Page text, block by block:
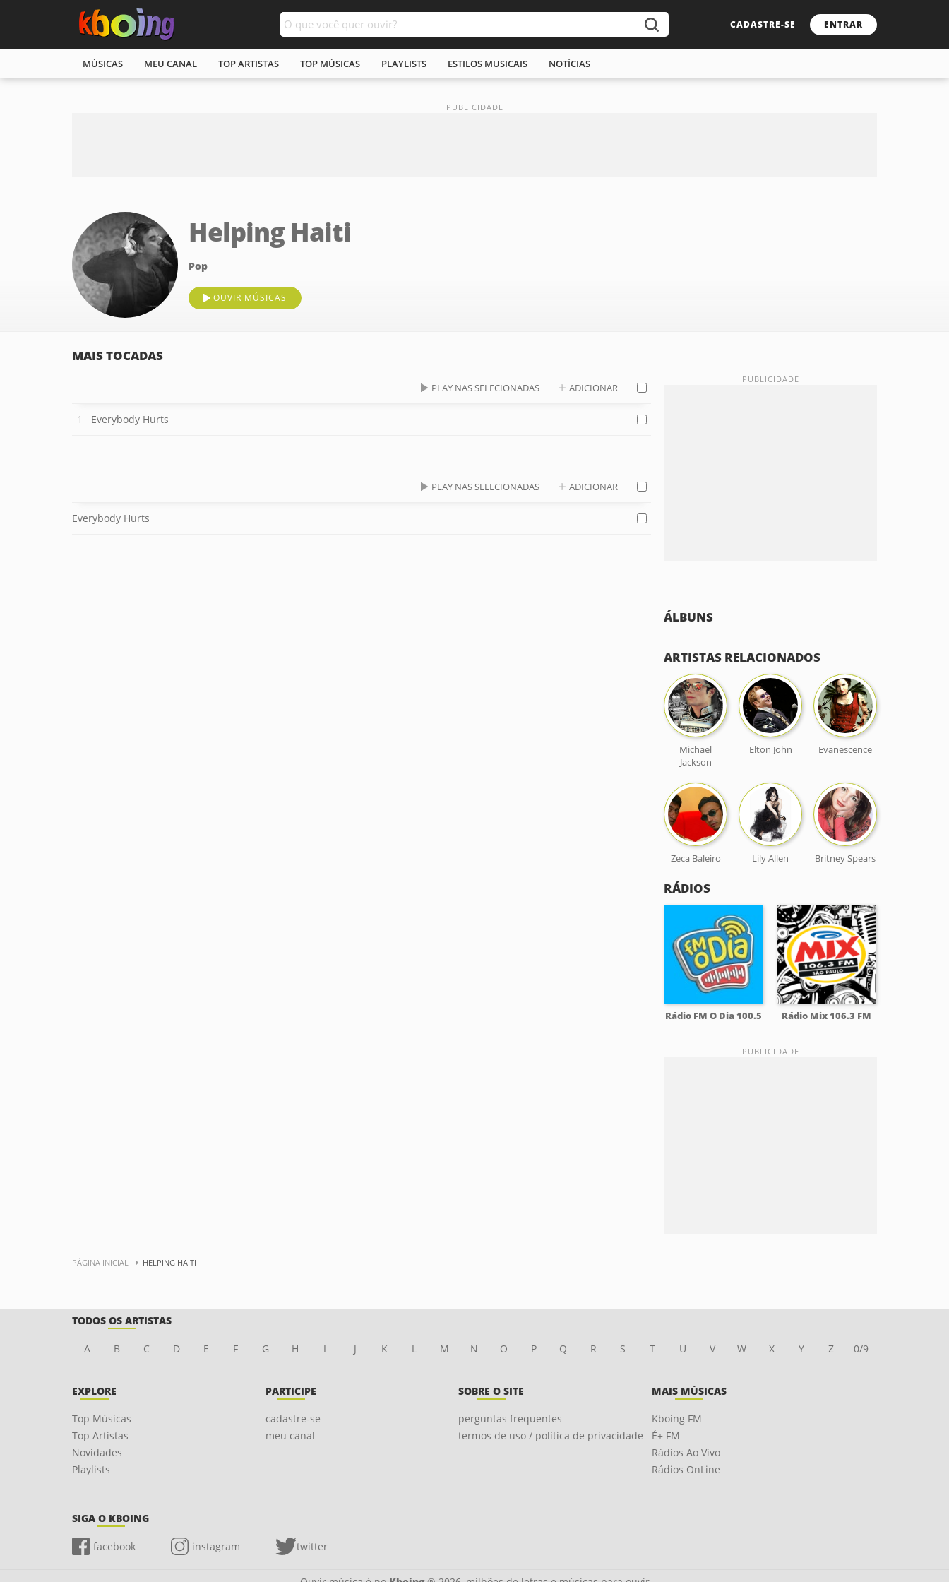
CADASTRE-SE ENTRAR
MÚSICAS MEU CANAL TOP ARTISTAS TOP MÚSICAS PLAYLISTS ESTILOS MUSICAIS NOTÍCIAS
Helping Haiti
Pop
OUVIR MÚSICAS
MAIS TOCADAS
PLAY NAS SELECIONADAS ADICIONAR
Everybody Hurts
PLAY NAS SELECIONADAS ADICIONAR
Everybody Hurts
ÁLBUNS
ARTISTAS RELACIONADOS
Michael
Jackson
Elton John Evanescence
Zeca Baleiro Lily Allen Britney Spears
RÁDIOS
Rádio FM O Dia 100.5 Rádio Mix 106.3 FM
PÁGINA INICIAL HELPING HAITI
TODOS OS ARTISTAS
A B C D E F G H I J K L M N O P Q R S T U V W X Y Z 0/9
EXPLORE
Top Músicas
Top Artistas
Novidades
Playlists
PARTICIPE
cadastre-se
meu canal
SOBRE O SITE
perguntas frequentes
termos de uso / política de privacidade
MAIS MÚSICAS
Kboing FM
É+ FM
Rádios Ao Vivo
Rádios OnLine
SIGA O KBOING
facebook instagram twitter